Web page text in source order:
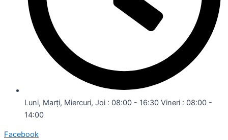
Luni, Marți, Miercuri, Joi : 08:00 - 16:30 Vineri : 08:00 -
14:00
Facebook